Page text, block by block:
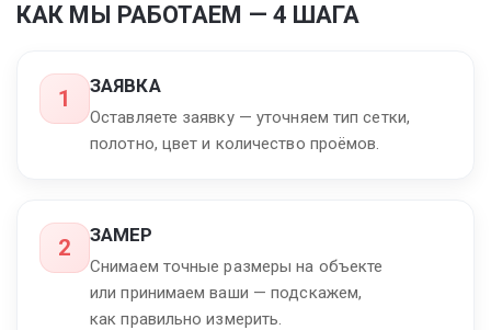
КАК МЫ РАБОТАЕМ — 4 ШАГА
1 ЗАЯВКА
Оставляете заявку — уточняем тип сетки,
полотно, цвет и количество проёмов.
2 ЗАМЕР
Снимаем точные размеры на объекте
или принимаем ваши — подскажем,
как правильно измерить.